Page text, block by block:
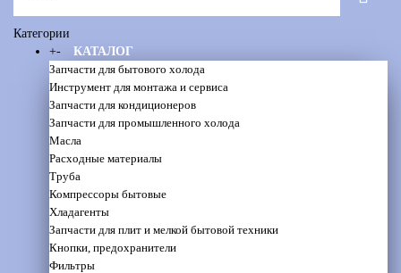
Категории
+-
КАТАЛОГ
Запчасти для бытового холода
Инструмент для монтажа и сервиса
Запчасти для кондиционеров
Запчасти для промышленного холода
Масла
Расходные материалы
Труба
Компрессоры бытовые
Хладагенты
Запчасти для плит и мелкой бытовой техники
Кнопки, предохранители
Фильтры